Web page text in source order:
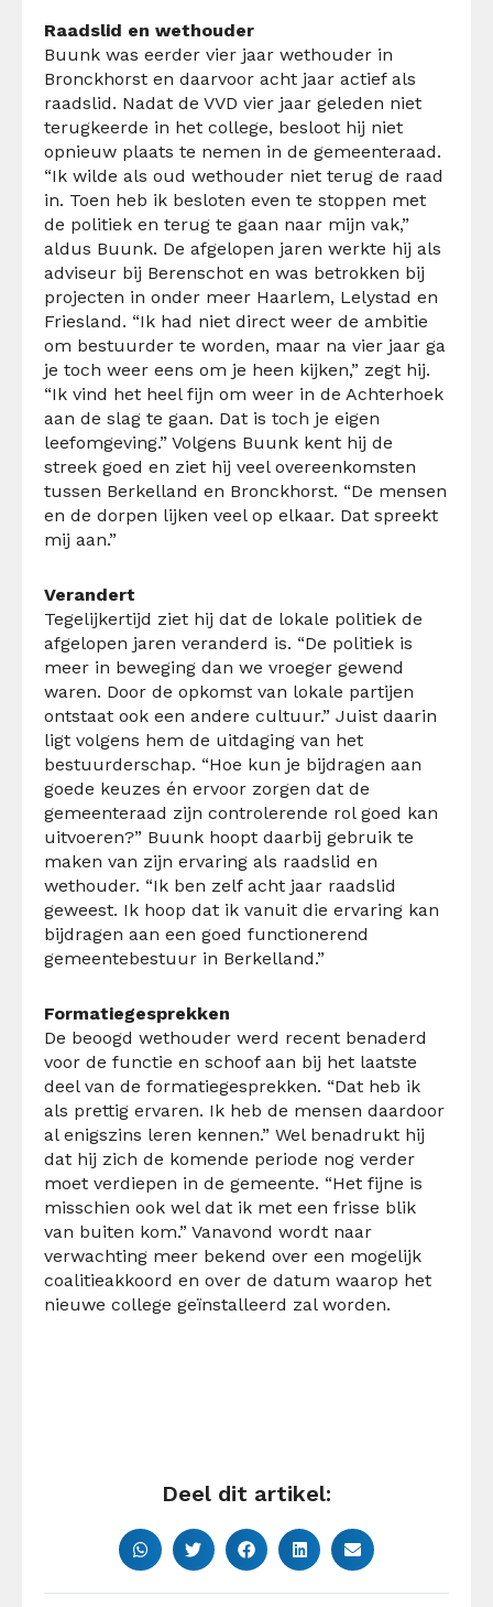
Raadslid en wethouder
Buunk was eerder vier jaar wethouder in
Bronckhorst en daarvoor acht jaar actief als
raadslid. Nadat de VVD vier jaar geleden niet
terugkeerde in het college, besloot hij niet
opnieuw plaats te nemen in de gemeenteraad.
“Ik wilde als oud wethouder niet terug de raad
in. Toen heb ik besloten even te stoppen met
de politiek en terug te gaan naar mijn vak,”
aldus Buunk. De afgelopen jaren werkte hij als
adviseur bij Berenschot en was betrokken bij
projecten in onder meer Haarlem, Lelystad en
Friesland. “Ik had niet direct weer de ambitie
om bestuurder te worden, maar na vier jaar ga
je toch weer eens om je heen kijken,” zegt hij.
“Ik vind het heel fijn om weer in de Achterhoek
aan de slag te gaan. Dat is toch je eigen
leefomgeving.” Volgens Buunk kent hij de
streek goed en ziet hij veel overeenkomsten
tussen Berkelland en Bronckhorst. “De mensen
en de dorpen lijken veel op elkaar. Dat spreekt
mij aan.”
Verandert
Tegelijkertijd ziet hij dat de lokale politiek de
afgelopen jaren veranderd is. “De politiek is
meer in beweging dan we vroeger gewend
waren. Door de opkomst van lokale partijen
ontstaat ook een andere cultuur.” Juist daarin
ligt volgens hem de uitdaging van het
bestuurderschap. “Hoe kun je bijdragen aan
goede keuzes én ervoor zorgen dat de
gemeenteraad zijn controlerende rol goed kan
uitvoeren?” Buunk hoopt daarbij gebruik te
maken van zijn ervaring als raadslid en
wethouder. “Ik ben zelf acht jaar raadslid
geweest. Ik hoop dat ik vanuit die ervaring kan
bijdragen aan een goed functionerend
gemeentebestuur in Berkelland.”
Formatiegesprekken
De beoogd wethouder werd recent benaderd
voor de functie en schoof aan bij het laatste
deel van de formatiegesprekken. “Dat heb ik
als prettig ervaren. Ik heb de mensen daardoor
al enigszins leren kennen.” Wel benadrukt hij
dat hij zich de komende periode nog verder
moet verdiepen in de gemeente. “Het fijne is
misschien ook wel dat ik met een frisse blik
van buiten kom.” Vanavond wordt naar
verwachting meer bekend over een mogelijk
coalitieakkoord en over de datum waarop het
nieuwe college geïnstalleerd zal worden.
Deel dit artikel: